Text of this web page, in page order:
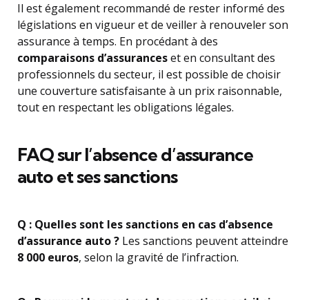
Il est également recommandé de rester informé des
législations en vigueur et de veiller à renouveler son
assurance à temps. En procédant à des
comparaisons d’assuranceset en consultant des
professionnels du secteur, il est possible de choisir
une couverture satisfaisante à un prix raisonnable,
tout en respectant les obligations légales.
FAQ sur l’absence d’assurance
auto et ses sanctions
Q : Quelles sont les sanctions en cas d’absence
d’assurance auto ? Les sanctions peuvent atteindre
8 000 euros, selon la gravité de l’infraction.